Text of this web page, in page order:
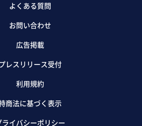
よくある質問
お問い合わせ
広告掲載
レスリリース受付
利用規約
商法に基づく表示
ライバシーポリシー